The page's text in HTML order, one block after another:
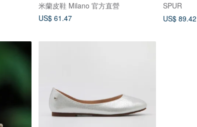
米蘭皮鞋 Milano 官方直營
US$ 61.47
SPUR
US$ 89.42